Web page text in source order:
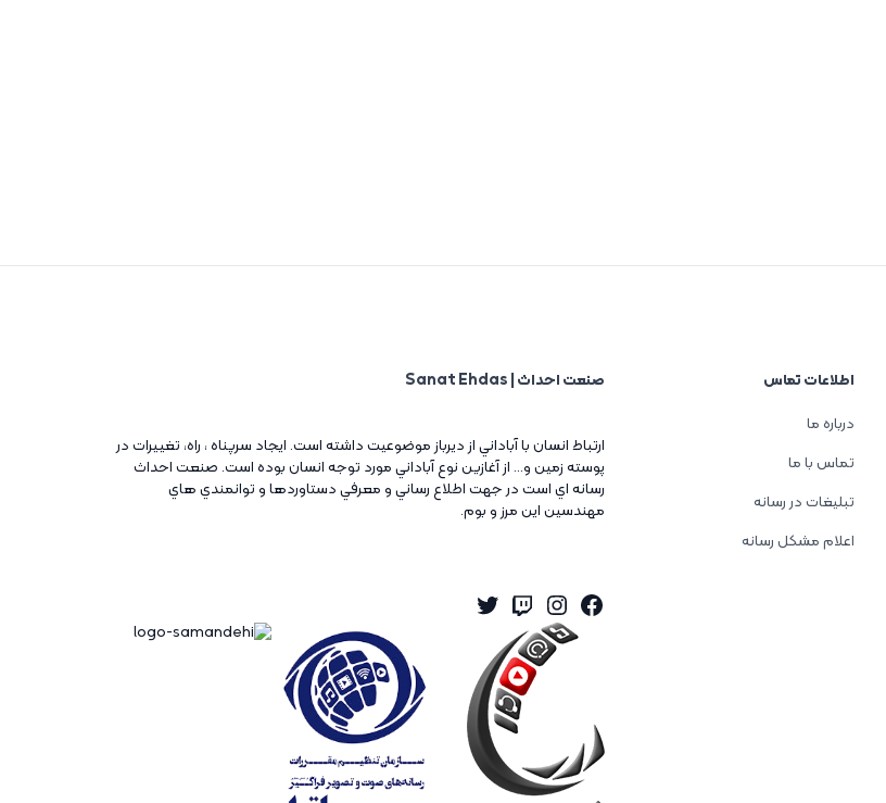
اطلاعات تماس
درباره ما
تماس با ما
تبلیغات در رسانه
اعلام مشکل رسانه
صنعت احداث | Sanat Ehdas
ارتباط انسان با آباداني از ديرباز موضوعيت داشته است. ايجاد سرپناه ، راه، تغييرات در
پوسته زمين و... از آغازين نوع آباداني مورد توجه انسان بوده است. صنعت احداث
رسانه اي است در جهت اطلاع رساني و معرفي دستاوردها و توانمندي هاي
مهندسين اين مرز و بوم.
Facebook
Instagram
Twitch
Twitter